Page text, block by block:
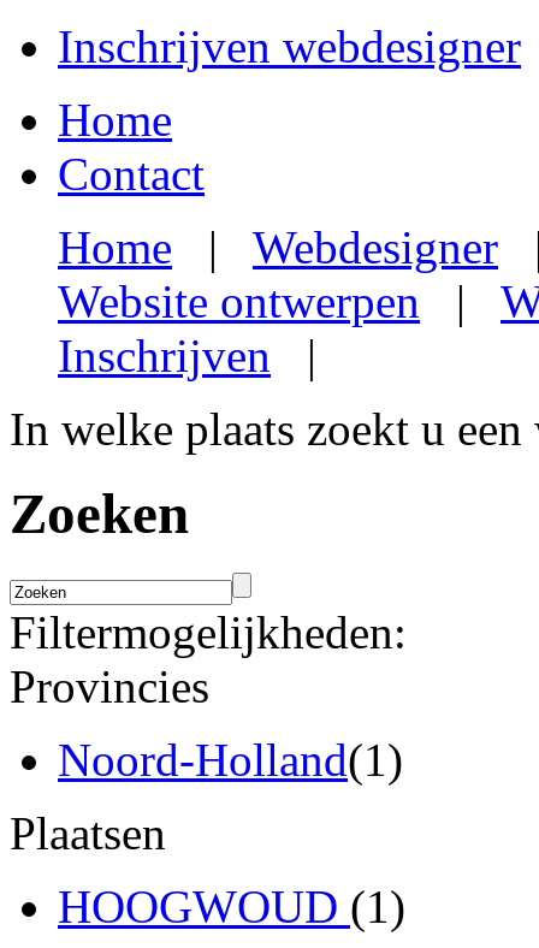
Inschrijven webdesigner
Home
Contact
Home | Webdesigner
Website ontwerpen |
Inschrijven |
In welke plaats zoekt u een
Zoeken
Filtermogelijkheden:
Provincies
Noord-Holland(1)
Plaatsen
HOOGWOUD (1)